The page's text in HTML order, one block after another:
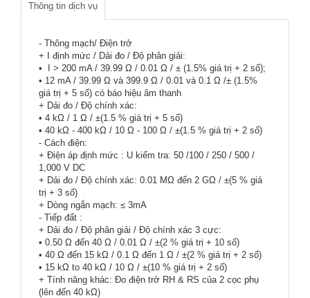
Thông tin dịch vụ
- Thông mạch/ Điện trở
+ I định mức / Dải đo / Độ phân giải:
• I > 200 mA / 39.99 Ω / 0.01 Ω / ± (1.5% giá trị + 2 số);
• 12 mA / 39.99 Ω và 399.9 Ω / 0.01 và 0.1 Ω /± (1.5%
giá trị + 5 số) có báo hiệu âm thanh
+ Dải đo / Độ chính xác:
• 4 kΩ / 1 Ω / ±(1.5 % giá trị + 5 số)
• 40 kΩ - 400 kΩ / 10 Ω - 100 Ω / ±(1.5 % giá trị + 2 số)
- Cách điện:
+ Điện áp định mức : U kiểm tra: 50 /100 / 250 / 500 /
1,000 V DC
+ Dải đo / Độ chính xác: 0.01 MΩ đến 2 GΩ / ±(5 % giá
trị + 3 số)
+ Dòng ngắn mạch: ≤ 3mA
- Tiếp đất :
+ Dải đo / Độ phân giải / Độ chính xác 3 cực:
• 0.50 Ω đến 40 Ω / 0.01 Ω / ±(2 % giá trị + 10 số)
• 40 Ω đến 15 kΩ / 0.1 Ω đến 1 Ω / ±(2 % giá trị + 2 số)
• 15 kΩ to 40 kΩ / 10 Ω / ±(10 % giá trị + 2 số)
+ Tính năng khác: Đo điện trở RH & RS của 2 cọc phụ
(lên đến 40 kΩ)